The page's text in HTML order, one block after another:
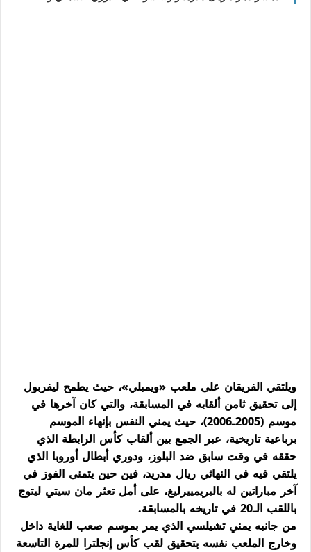
ويلتقي الفريقان على ملعب «ويمبلي»، حيث يطمح ليفربول
إلى تحقيق ثامن ألقابه في المسابقة، والتي كان آخرها في
موسم (2005ـ2006)، حيث يمني النفس بإنهاء الموسم
برباعية تاريخية، عبر الجمع بين ألقاب كأس الرابطة الذي
حققه في وقت سابق ضد البلوز، ودوري أبطال أوروبا الذي
يلتقي فيه في النهائي ريال مدريد، فين حين يتمنى الفوز في
آخر مباراتين له بالبريمييرليغ، على أمل تعثر مان سيتي ليتوج
باللقب الـ20 في تاريخه بالمسابقة.
من جانبه يمني تشيلسي الذي يمر بموسم صعب للغاية داخل
وخارج الملعب نفسه بتحقيق لقب كأس إنجلترا للمرة التاسعة